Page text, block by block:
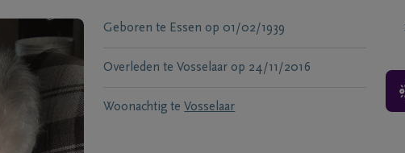
Geboren te Essen op 01/02/1939
Overleden te Vosselaar op 24/11/2016
Woonachtig te Vosselaar